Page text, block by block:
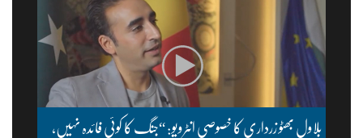
بلاول بھٹو زرداری کا خصوصی انٹرویو: “جنگ کا کوئی فائدہ نہیں،